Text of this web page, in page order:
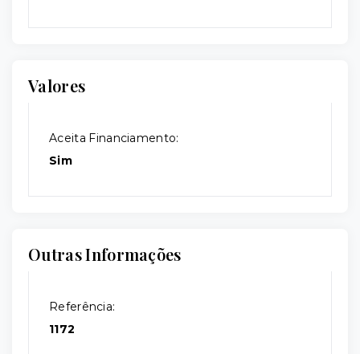
Valores
Aceita Financiamento:
Sim
Outras Informações
Referência:
1172